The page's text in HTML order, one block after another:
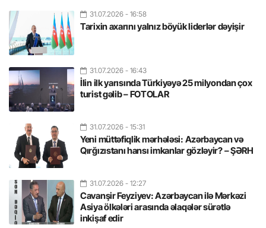
31.07.2026 - 16:58
Tarixin axarını yalnız böyük liderlər dəyişir
31.07.2026 - 16:43
İlin ilk yarısında Türkiyəyə 25 milyondan çox
turist gəlib – FOTOLAR
31.07.2026 - 15:31
Yeni müttəfiqlik mərhələsi: Azərbaycan və
Qırğızıstanı hansı imkanlar gözləyir? – ŞƏRH
31.07.2026 - 12:27
Cavanşir Feyziyev: Azərbaycan ilə Mərkəzi
Asiya ölkələri arasında əlaqələr sürətlə
inkişaf edir